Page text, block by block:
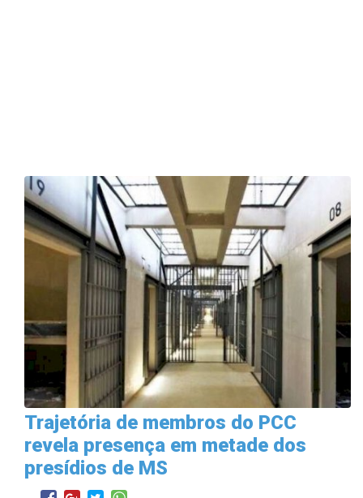
Trajetória de membros do PCC
revela presença em metade dos
presídios de MS